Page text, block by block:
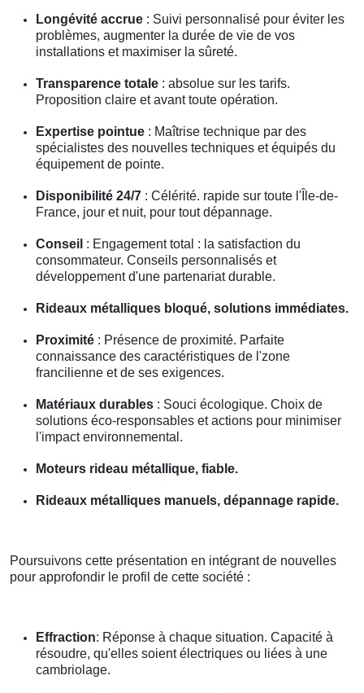
Longévité accrue : Suivi personnalisé pour éviter les
problèmes, augmenter la durée de vie de vos
installations et maximiser la sûreté.
Transparence totale : absolue sur les tarifs.
Proposition claire et avant toute opération.
Expertise pointue : Maîtrise technique par des
spécialistes des nouvelles techniques et équipés du
équipement de pointe.
Disponibilité 24/7 : Célérité. rapide sur toute l'Île-de-
France, jour et nuit, pour tout dépannage.
Conseil : Engagement total : la satisfaction du
consommateur. Conseils personnalisés et
développement d'une partenariat durable.
Rideaux métalliques bloqué, solutions immédiates.
Proximité : Présence de proximité. Parfaite
connaissance des caractéristiques de l'zone
francilienne et de ses exigences.
Matériaux durables : Souci écologique. Choix de
solutions éco-responsables et actions pour minimiser
l'impact environnemental.
Moteurs rideau métallique, fiable.
Rideaux métalliques manuels, dépannage rapide.
Poursuivons cette présentation en intégrant de nouvelles
pour approfondir le profil de cette société :
Effraction: Réponse à chaque situation. Capacité à
résoudre, qu'elles soient électriques ou liées à une
cambriolage.